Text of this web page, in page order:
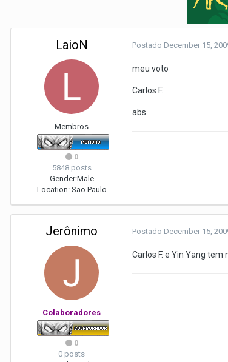
LaioN
Membros
0
5848 posts
Gender:Male
Location:Sao Paulo
Postado December 15,
meu voto
Carlos F.
abs
Jerônimo
Colaboradores
0
0 posts
Postado December 15,
Carlos F. e Yin Yang